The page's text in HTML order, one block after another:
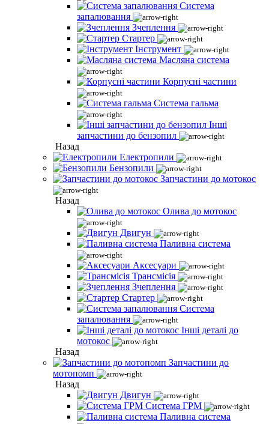
Система
запалювання
Зчеплення
Стартер
Інструмент
Масляна система
Корпусні частини
Система гальма
Інші
запчастини до бензопил
Назад
Електропили
Бензопили
Запчастини до мотокос
Назад
Олива до мотокос
Двигун
Паливна система
Аксесуари
Трансмісія
Зчеплення
Стартер
Система
запалювання
Інші деталі до
мотокос
Назад
Запчастини до
мотопомп
Назад
Двигун
Система ГРМ
Паливна система